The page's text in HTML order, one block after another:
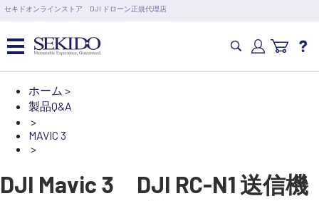
セキドオンラインストア DJI ドローン正規代理店
営業日の15時まで即日出荷
6,000円以上のご購入で送料無料！ポイント1%還元 >>
カメラドローン・生活家電
カメラ・スタビライザー
業務用ドローン・業務関連製品
ホーム >
製品Q&A
>
MAVIC 3
>
DJI Mavic 3 DJI RC-N1 送信機